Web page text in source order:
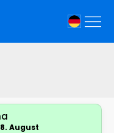
des
August